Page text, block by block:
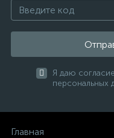
Я даю
персональных
Главная